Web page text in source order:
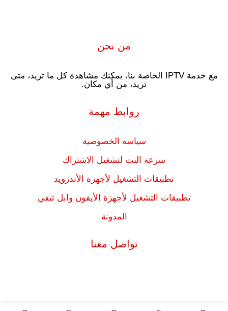
من نحن
مع خدمة IPTV الخاصة بنا، يمكنك مشاهدة كل ما تريد، متى
تريد، من أي مكان.
روابط مهمة
سياسة الخصوصية
سرعة النت لتشغيل الاشتراك
تطبيقات التشغيل لأجهزة الأندرويد
تطبيقات التشغيل لأجهزة الأيفون وابل تيفي
المدونة
تواصل معنا
0